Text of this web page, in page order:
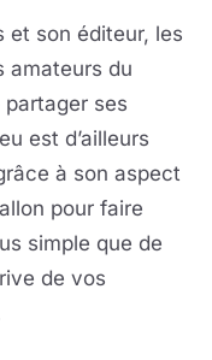
et son éditeur, les
amateurs du
ses
est d’ailleurs
à son aspect
pour faire
simple que de
de vos